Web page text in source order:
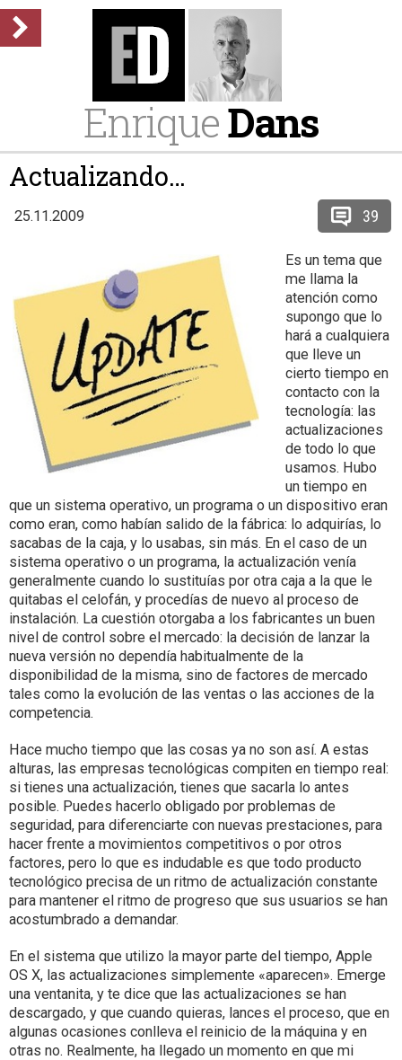
EnriqueDans
Actualizando…
25.11.2009 39
Es un tema que
me llama la
atención como
supongo que lo
hará a cualquiera
que lleve un
cierto tiempo en
contacto con la
tecnología: las
actualizaciones
de todo lo que
usamos. Hubo
un tiempo en
que un sistema operativo, un programa o un dispositivo eran
como eran, como habían salido de la fábrica: lo adquirías, lo
sacabas de la caja, y lo usabas, sin más. En el caso de un
sistema operativo o un programa, la actualización venía
generalmente cuando lo sustituías por otra caja a la que le
quitabas el celofán, y procedías de nuevo al proceso de
instalación. La cuestión otorgaba a los fabricantes un buen
nivel de control sobre el mercado: la decisión de lanzar la
nueva versión no dependía habitualmente de la
disponibilidad de la misma, sino de factores de mercado
tales como la evolución de las ventas o las acciones de la
competencia.
Hace mucho tiempo que las cosas ya no son así. A estas
alturas, las empresas tecnológicas compiten en tiempo real:
si tienes una actualización, tienes que sacarla lo antes
posible. Puedes hacerlo obligado por problemas de
seguridad, para diferenciarte con nuevas prestaciones, para
hacer frente a movimientos competitivos o por otros
factores, pero lo que es indudable es que todo producto
tecnológico precisa de un ritmo de actualización constante
para mantener el ritmo de progreso que sus usuarios se han
acostumbrado a demandar.
En el sistema que utilizo la mayor parte del tiempo, Apple
OS X, las actualizaciones simplemente «aparecen». Emerge
una ventanita, y te dice que las actualizaciones se han
descargado, y que cuando quieras, lances el proceso, que en
algunas ocasiones conlleva el reinicio de la máquina y en
otras no. Realmente, ha llegado un momento en que mi